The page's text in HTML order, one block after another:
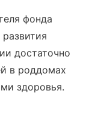
фонда
достаточно
в роддомах
здоровья.